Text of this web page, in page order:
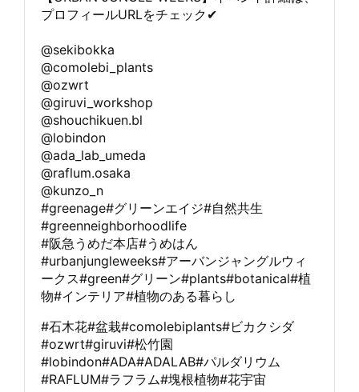
プロフィールURLをチェック✔︎
@sekibokka
@comolebi_plants
@ozwrt
@giruvi_workshop
@shouchikuen.bl
@lobindon
@ada_lab_umeda
@raflum.osaka
@kunzo_n
#greenage#グリーンエイジ#自然共生
#greenneighborhoodlife
#阪急うめだ本店#うめはん
#urbanjungleweeks#アーバンジャングルウィ
ークス#green#グリーン#plants#botanical#植
物#インテリア#植物のある暮らし
#石木花#盆栽#comolebiplants#ビカクシダ
#ozwrt#giruvi#松竹園
#lobindon#ADA#ADALAB#パルダリウム
#RAFLUM#ラフラム#塊根植物#花宇宙